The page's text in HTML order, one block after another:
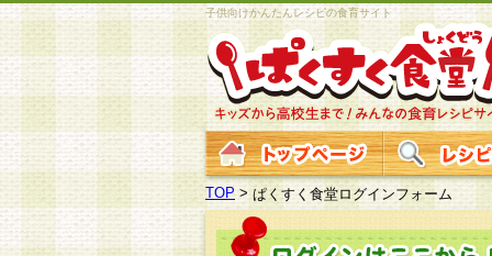
子供向けかんたんレシピの食育サイト
TOP >ぱくすく食堂ログインフォーム